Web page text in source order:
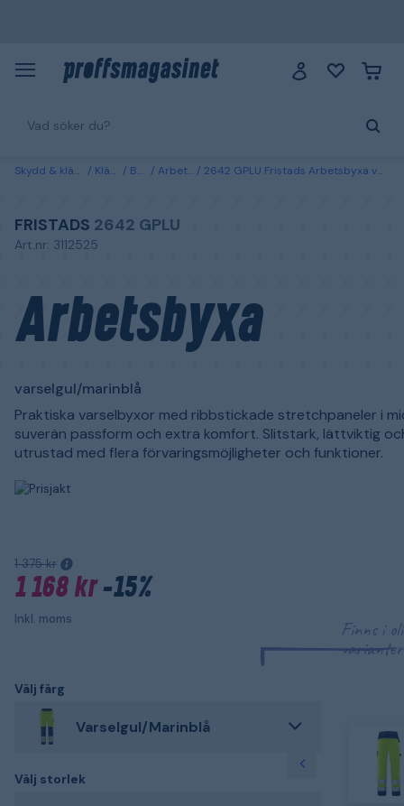
Skydd & kläder Kläder Byxor Arbetsbyxor 2642 GPLU Fristads Arbetsbyxa varselgul/marinblå Varselgul/Marinblå
FRISTADS 2642 GPLU
Art.nr: 3112525
Arbetsbyxa
varselgul/marinblå
Praktiska varselbyxor med ribbstickade stretchpaneler i
suverän passform och extra komfort. Slitstark, lättviktig
utrustad med flera förvaringsmöjligheter och funktioner.
1 375 kr
1 168 kr-15%
Inkl. moms
Finns i
varianter
Välj färg
Varselgul/Marinblå
Välj storlek